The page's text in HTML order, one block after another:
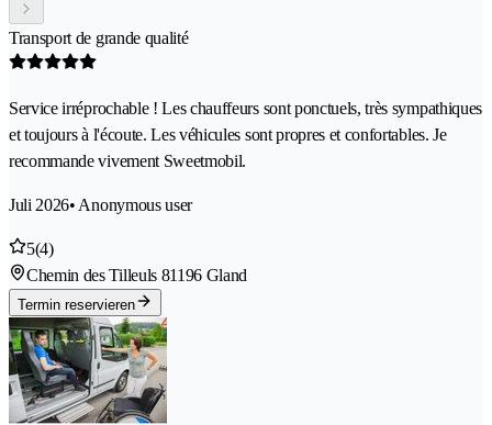
Transport de grande qualité
Service irréprochable ! Les chauffeurs sont ponctuels, très sympathiques
et toujours à l'écoute. Les véhicules sont propres et confortables. Je
recommande vivement Sweetmobil.
Juli 2026• Anonymous user
5(4)
Chemin des Tilleuls 81196 Gland
Termin reservieren